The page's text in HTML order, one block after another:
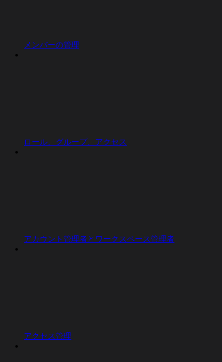
メンバーの管理
ロール、グループ、アクセス
アカウント管理者とワークスペース管理者
アクセス管理